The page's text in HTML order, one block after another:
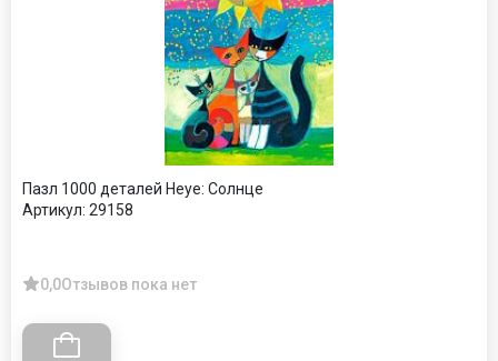
Пазл 1000 деталей Heye: Солнце
Артикул: 29158
0,0Отзывов пока нет